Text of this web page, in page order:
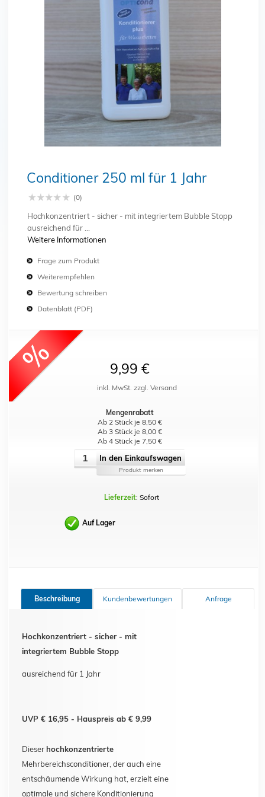
Conditioner 250 ml für 1 Jahr
(0)
Hochkonzentriert - sicher - mit integriertem Bubble Stopp
ausreichend für ...
Weitere Informationen
Frage zum Produkt
Weiterempfehlen
Bewertung schreiben
Datenblatt (PDF)
9,99 €
inkl. MwSt. zzgl. Versand
Mengenrabatt
Ab 2 Stück je 8,50 €
Ab 3 Stück je 8,00 €
Ab 4 Stück je 7,50 €
In den Einkaufswagen
Produkt merken
Lieferzeit: Sofort
Auf Lager
Beschreibung Kundenbewertungen Anfrage
Hochkonzentriert - sicher - mit
integriertem Bubble Stopp
ausreichend für 1 Jahr
UVP € 16,95 - Hauspreis ab € 9,99
Dieser hochkonzentrierte
Mehrbereichsconditioner, der auch eine
entschäumende Wirkung hat, erzielt eine
optimale und sichere Konditionierung
Schließen